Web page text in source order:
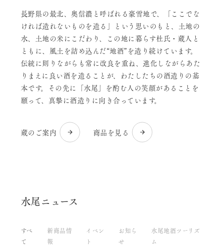
長野県の最北、奥信濃と呼ばれる豪雪地で、「ここでな
ければ造れないものを造る」という思いのもと、土地の
水、土地の米にこだわり、この地に暮らす杜氏・蔵人と
ともに、風土を詰め込んだ“地酒”を造り続けています。
伝統に則りながらも常に改良を重ね、進化しながらあた
りまえに良い酒を造ることが、わたしたちの酒造りの基
本です。その先に「水尾」を酌む人の笑顔があることを
願って、真摯に酒造りに向き合っています。
蔵のご案内 商品を見る
水尾ニュース
すべ
て
新商品情
報
イベン
ト
お知ら
せ
水尾地酒ツーリズ
ム